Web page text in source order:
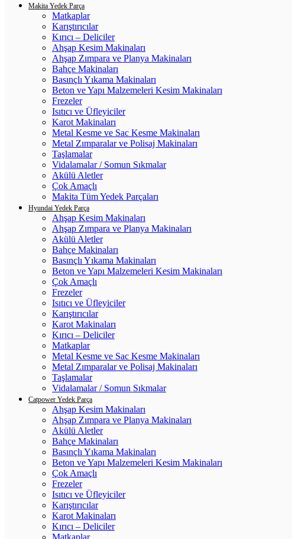
Makita Yedek Parça
Matkaplar
Karıştırıcılar
Kırıcı – Deliciler
Ahşap Kesim Makinaları
Ahşap Zımpara ve Planya Makinaları
Bahçe Makinaları
Basınçlı Yıkama Makinaları
Beton ve Yapı Malzemeleri Kesim Makinaları
Frezeler
Isıtıcı ve Üfleyiciler
Karot Makinaları
Metal Kesme ve Sac Kesme Makinaları
Metal Zımparalar ve Polisaj Makinaları
Taşlamalar
Vidalamalar / Somun Sıkmalar
Akülü Aletler
Çok Amaçlı
Makita Tüm Yedek Parçaları
Hyundai Yedek Parça
Ahşap Kesim Makinaları
Ahşap Zımpara ve Planya Makinaları
Akülü Aletler
Bahçe Makinaları
Basınçlı Yıkama Makinaları
Beton ve Yapı Malzemeleri Kesim Makinaları
Çok Amaçlı
Frezeler
Isıtıcı ve Üfleyiciler
Karıştırıcılar
Karot Makinaları
Kırıcı – Deliciler
Matkaplar
Metal Kesme ve Sac Kesme Makinaları
Metal Zımparalar ve Polisaj Makinaları
Taşlamalar
Vidalamalar / Somun Sıkmalar
Catpower Yedek Parça
Ahşap Kesim Makinaları
Ahşap Zımpara ve Planya Makinaları
Akülü Aletler
Bahçe Makinaları
Basınçlı Yıkama Makinaları
Beton ve Yapı Malzemeleri Kesim Makinaları
Çok Amaçlı
Frezeler
Isıtıcı ve Üfleyiciler
Karıştırıcılar
Karot Makinaları
Kırıcı – Deliciler
Matkaplar